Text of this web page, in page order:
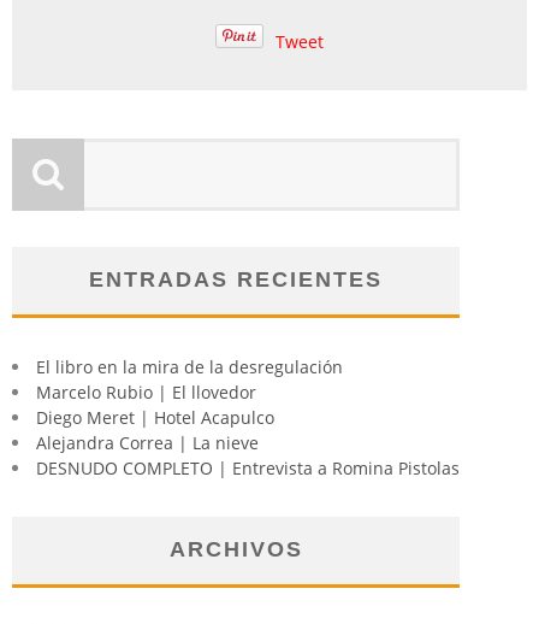
Tweet
ENTRADAS RECIENTES
El libro en la mira de la desregulación
Marcelo Rubio | El llovedor
Diego Meret | Hotel Acapulco
Alejandra Correa | La nieve
DESNUDO COMPLETO | Entrevista a Romina Pistolas
ARCHIVOS